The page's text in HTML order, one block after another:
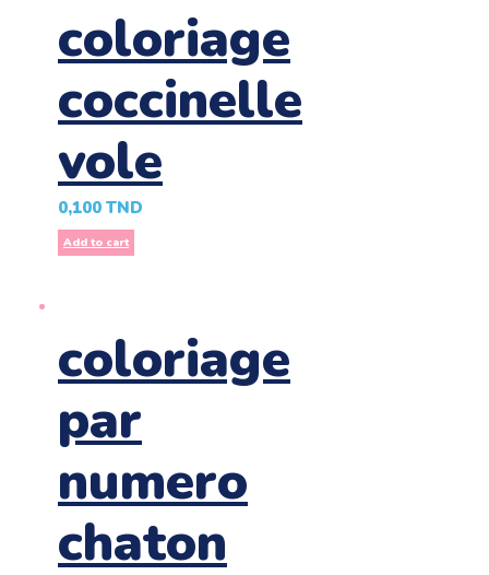
coloriage
coccinelle
vole
0,100 TND
Add to cart
coloriage
par
numero
chaton